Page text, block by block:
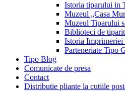
Istoria tiparului in
Muzeul „Casa
Muzeul Tiparului
Biblioteci de
Istoria
Parteneriate Tipo
Tipo Blog
Comunicate de presa
Contact
Distributie pliante la cutiile